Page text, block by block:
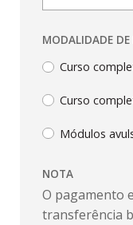
MODALIDADE
Curso
Curso
Módulos
NOTA
O pagamento
transferência